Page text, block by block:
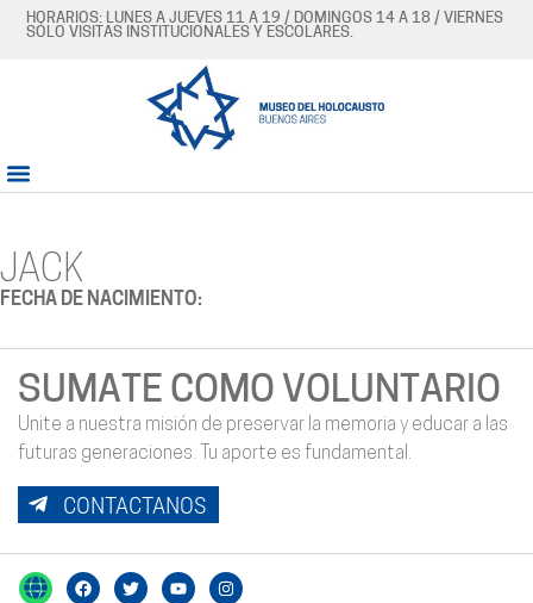
HORARIOS: LUNES A JUEVES 11 A 19 / DOMINGOS 14 A 18 / VIERNES
SÓLO VISITAS INSTITUCIONALES Y ESCOLARES.
JACK
FECHA DE NACIMIENTO:
SUMATE COMO VOLUNTARIO
Unite a nuestra misión de preservar la memoria y educar a las
futuras generaciones. Tu aporte es fundamental.
CONTACTANOS